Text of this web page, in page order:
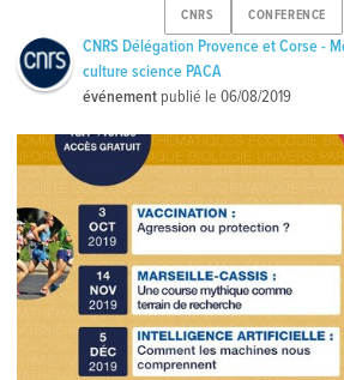
CNRS CONFERENCE
CNRS Délégation Provence et Corse -
culture science PACA
événement publié le06/08/2019